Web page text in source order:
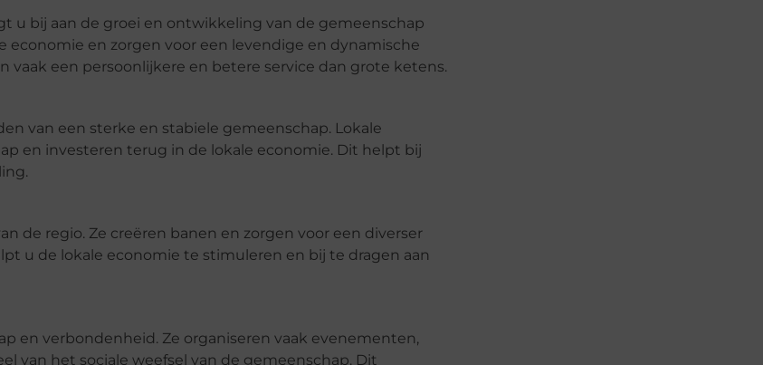
u bij aan de groei en ontwikkeling van de gemeenschap
economie en zorgen voor een levendige en dynamische
een persoonlijkere en betere service dan grote ketens.
van een sterke en stabiele gemeenschap. Lokale
en investeren terug in de lokale economie. Dit helpt bij
de regio. Ze creëren banen en zorgen voor een diverser
u de lokale economie te stimuleren en bij te dragen aan
en verbondenheid. Ze organiseren vaak evenementen,
van het sociale weefsel van de gemeenschap. Dit